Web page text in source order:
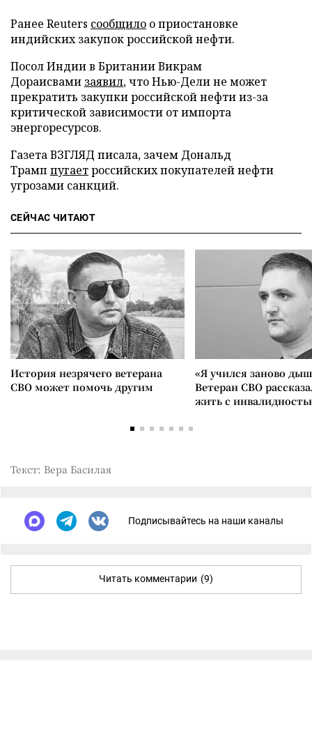
Ранее Reuters сообщило о приостановке
индийских закупок российской нефти.
Посол Индии в Британии Викрам
Дораисвами заявил, что Нью-Дели не может
прекратить закупки российской нефти из-за
критической зависимости от импорта
энергоресурсов.
Газета ВЗГЛЯД писала, зачем Дональд
Трамп пугаетроссийских покупателей нефти
угрозами санкций.
СЕЙЧАС ЧИТАЮТ
История незрячего ветерана
СВО может помочь другим
«Я учился заново
Ветеран СВО
жить с
Текст: Вера Басилая
Подписывайтесь на наши каналы
Читать комментарии (9)